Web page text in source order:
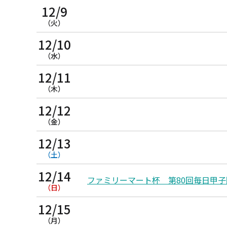
12/9
（火）
12/10
（水）
12/11
（木）
12/12
（金）
12/13
（土）
12/14
（日）
ファミリーマート杯 第80回毎日甲
12/15
（月）